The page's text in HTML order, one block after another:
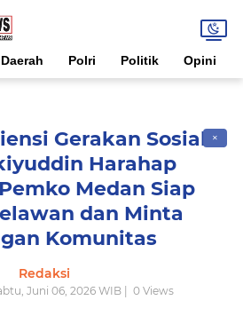
Daerah Polri Politik Opini
✕
Gerakan Sosial
Harahap
Medan Siap
dan Minta
Komunitas
Redaksi
Juni 06, 2026 WIB | 0 Views